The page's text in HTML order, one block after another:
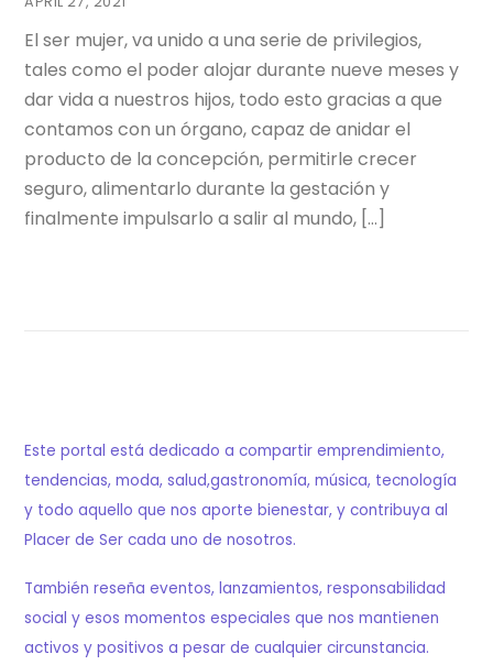
El ser mujer, va unido a una serie de privilegios,
tales como el poder alojar durante nueve meses y
dar vida a nuestros hijos, todo esto gracias a que
contamos con un órgano, capaz de anidar el
producto de la concepción, permitirle crecer
seguro, alimentarlo durante la gestación y
finalmente impulsarlo a salir al mundo, […]
Este portal está dedicado a compartir emprendimiento,
tendencias, moda, salud,gastronomía, música, tecnología
y todo aquello que nos aporte bienestar, y contribuya al
Placer de Ser cada uno de nosotros.
También reseña eventos, lanzamientos, responsabilidad
social y esos momentos especiales que nos mantienen
activos y positivos a pesar de cualquier circunstancia.